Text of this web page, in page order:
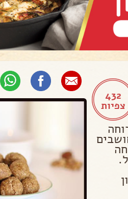
432
צפיות